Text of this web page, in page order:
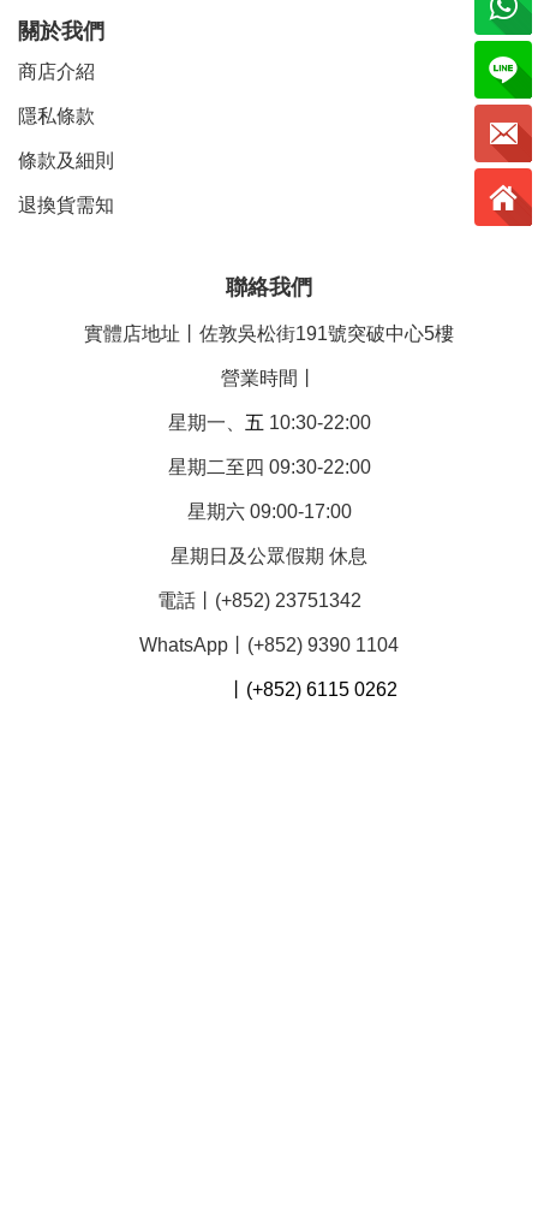
關於我們
商店介紹
隱私條款
條款及細則
退換貨需知
聯絡我們
實體店地址丨佐敦吳松街191號突破中心5樓
營業時間丨
星期一、 五 10:30-22:00
星期二至四 09:30-22:00
星期六 09:00-17:00
星期日及公眾假期 休息
電話丨(+852) 23751342
WhatsApp丨(+852) 9390 1104
丨(+852) 6115 0262